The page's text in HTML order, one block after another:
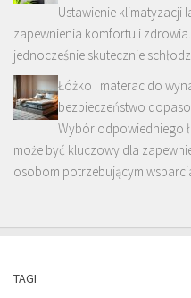
Ustawienie klimatyzacji
zapewnienia komfortu i
jednocześnie skutecznie
Łóżko i materac do
bezpieczeństwo
Wybór odpowiedniego
może być kluczowy dla
osobom potrzebującym
TAGI